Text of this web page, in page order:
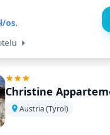
os.
Christine
Austria (Tyrol)